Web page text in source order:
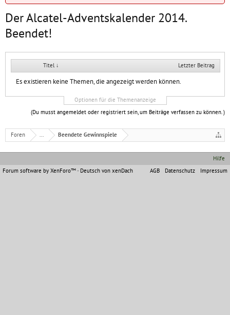
Der Alcatel-Adventskalender 2014.
Beendet!
Titel ↓ Letzter Beitrag
Es existieren keine Themen, die angezeigt werden können.
Optionen für die Themenanzeige
(Du musst angemeldet oder registriert sein, um Beiträge verfassen zu können. )
Foren ... Beendete Gewinnspiele
Hilfe
AGB
Datenschutz Impressum
Forum software by XenForo™- Deutsch von xenDach